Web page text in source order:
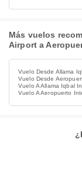
Más vuelos
Airport a
Vuelo Desde Allama
Vuelo Desde
Vuelo A Allama Iqbal
Vuelo A Aeropuerto